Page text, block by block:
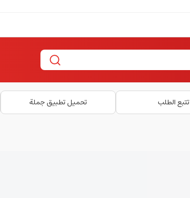
تتبع الطلب تحميل تطبيق جملة